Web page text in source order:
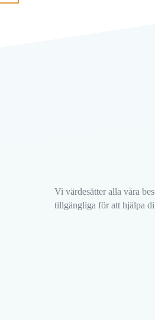
Vi värdesätter alla våra
tillgängliga för att hjälpa